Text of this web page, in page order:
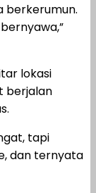
berkerumun.
lokasi
berjalan
tapi
dan ternyata